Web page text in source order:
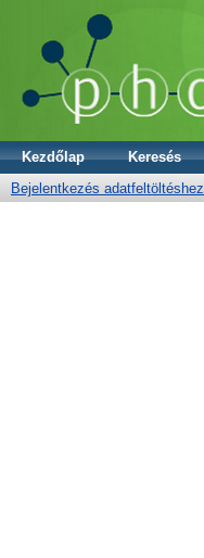
Kezdőlap Keresés
Bejelentkezés adatfeltöltéshez